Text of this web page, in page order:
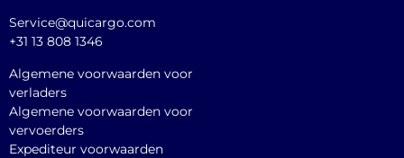
Service@quicargo.com
+31 13 808 1346
Algemene voorwaarden voor
verladers
Algemene voorwaarden voor
vervoerders
Expediteur voorwaarden